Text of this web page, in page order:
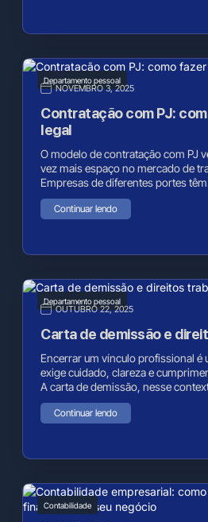
Departamento pessoal
NOVEMBRO 3, 2025
Contratação com PJ:
legal
O modelo de contratação com PJ
vez mais espaço no mercado de
Empresas de diferentes portes
Continuar lendo
Departamento pessoal
OUTUBRO 22, 2025
Carta de demissão e
Encerrar um vínculo profissional é
exige cuidado, clareza e
A carta de demissão, nesse
Continuar lendo
Contabilidade